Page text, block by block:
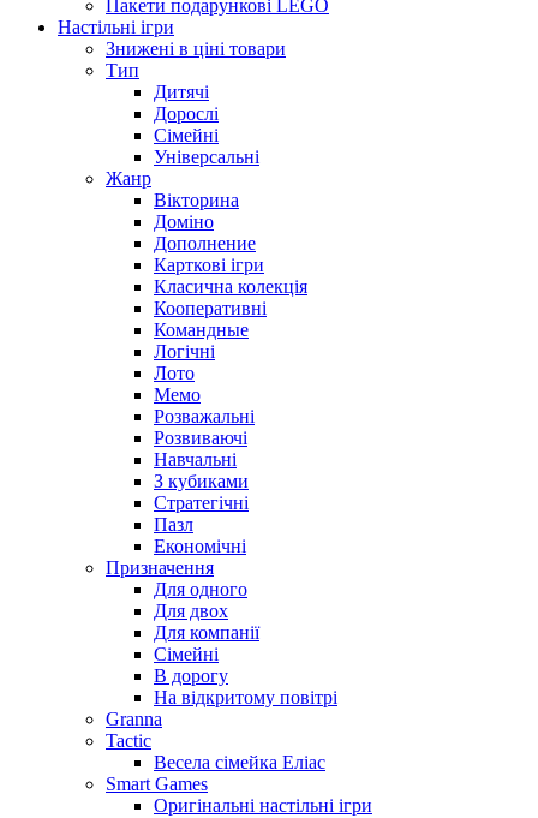
Пакети подарункові LEGO
Настільні ігри
Знижені в ціні товари
Тип
Дитячі
Дорослі
Сімейні
Універсальні
Жанр
Вікторина
Доміно
Дополнение
Карткові ігри
Класична колекція
Кооперативні
Командные
Логічні
Лото
Мемо
Розважальні
Розвиваючі
Навчальні
З кубиками
Стратегічні
Пазл
Економічні
Призначення
Для одного
Для двох
Для компанії
Сімейні
В дорогу
На відкритому повітрі
Granna
Tactic
Весела сімейка Еліас
Smart Games
Оригінальні настільні ігри